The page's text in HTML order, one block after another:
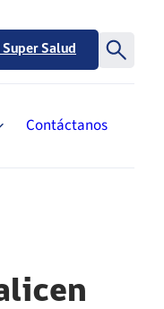
Contáctanos
Salud